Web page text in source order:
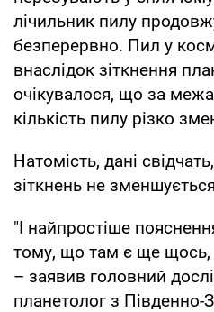
лічильник пилу
безперервно. Пил у
внаслідок зіткнення
очікувалося, що за
кількість пилу різко
Натомість, дані
зіткнень не
"І найпростіше
тому, що там є ще щось,
– заявив головний
планетолог з Південно-